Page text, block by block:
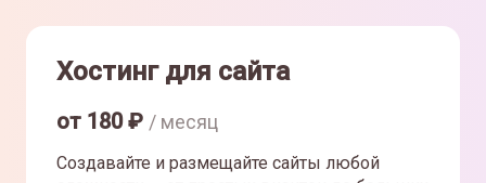
Хостинг для сайта
от 180₽ / месяц
Создавайте и размещайте сайты любой